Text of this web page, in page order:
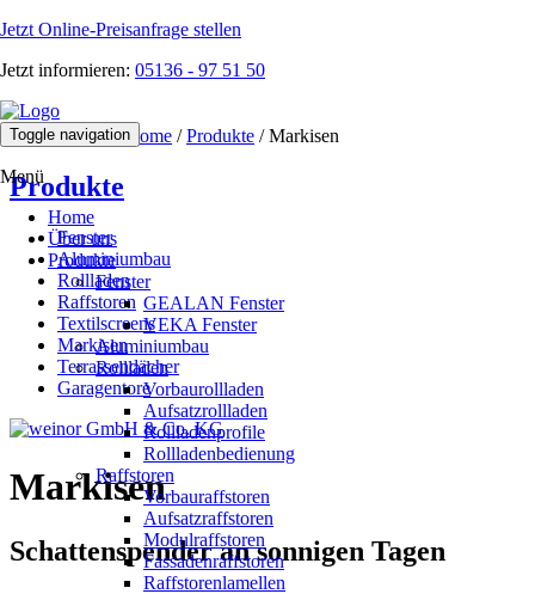
Jetzt Online-Preisanfrage stellen
Jetzt informieren: 05136 - 97 51 50
Toggle navigation
Menü
Home
Über uns
Produkte
Fenster
GEALAN Fenster
VEKA Fenster
Aluminiumbau
Rollladen
Vorbaurollladen
Aufsatzrollladen
Rollladenprofile
Rollladenbedienung
Raffstoren
Vorbauraffstoren
Aufsatzraffstoren
Modulraffstoren
Fassadenraffstoren
Raffstorenlamellen
Aktuelle Seite:Home /Produkte /Markisen
Produkte
Fenster
Aluminiumbau
Rollladen
Raffstoren
Textilscreens
Markisen
Terrassendächer
Garagentore
Markisen
Schattenspender an sonnigen Tagen